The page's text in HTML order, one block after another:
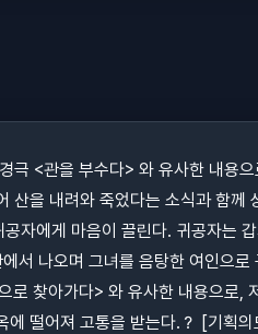
<관을 부수다> 와 유사한 내용
을 내려와 죽었다는 소식과 함
자에게 마음이 끌린다. 귀공자는
서 나오며 그녀를 음탕한 여인으
찾아가다> 와 유사한 내용으로,
떨어져 고통을 받는다.？ [기획